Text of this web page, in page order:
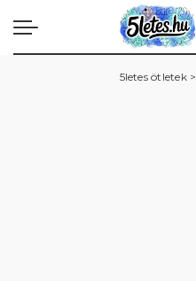
5letes ötletek>